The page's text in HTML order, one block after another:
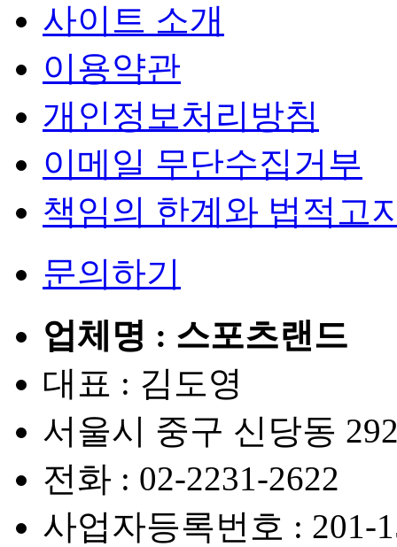
사이트 소개
이용약관
개인정보처리방침
이메일 무단수집거부
책임의 한계와 법적고
문의하기
업체명 : 스포츠랜드
대표 : 김도영
서울시 중구 신당동
전화 : 02-2231-2622
사업자등록번호 : 201-